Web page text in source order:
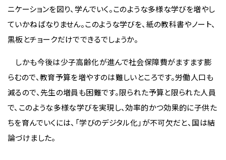
ニケーションを図り、学んでいく。このような多様な学びを増やし
ていかねばなりません。このような学びを、紙の教科書やノート、
黒板とチョークだけでできるでしょうか。
しかも今後は少子高齢化が進んで社会保障費がますます膨
らむので、教育予算を増やすのは難しいところです。労働人口も
減るので、先生の増員も困難です。限られた予算と限られた人員
で、このような多様な学びを実現し、効率的かつ効果的に子供た
ちを育んでいくには、「学びのデジタル化」が不可欠だと、国は結
論づけました。